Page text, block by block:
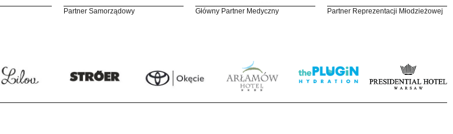
Partner Samorządowy Główny Partner Medyczny Partner Reprezentacji Młodzieżowej